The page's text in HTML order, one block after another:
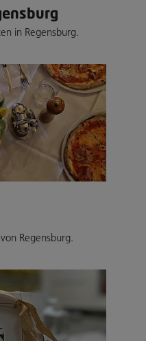
in Regensburg.
Regensburg.